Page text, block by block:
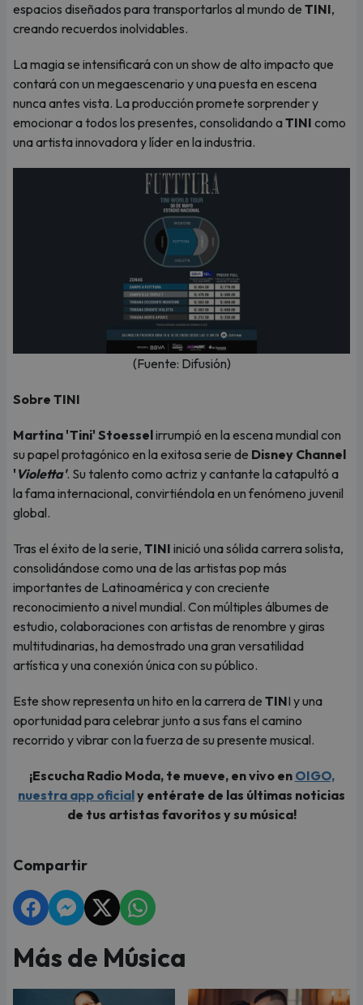
espacios diseñados para transportarlos al mundo de TINI,
creando recuerdos inolvidables.
La magia se intensificará con un show de alto impacto que
contará con un megaescenario y una puesta en escena
nunca antes vista. La producción promete sorprender y
emocionar a todos los presentes, consolidando aTINI como
una artista innovadora y líder en la industria.
(Fuente: Difusión)
Sobre TINI
Martina 'Tini' Stoesselirrumpió en la escena mundial con
su papel protagónico en la exitosa serie de Disney Channel
' Violetta'. Su talento como actriz y cantante la catapultó a
la fama internacional, convirtiéndola en un fenómeno juvenil
global.
Tras el éxito de la serie, TINI inició una sólida carrera solista,
consolidándose como una de las artistas pop más
importantes de Latinoamérica y con creciente
reconocimiento a nivel mundial. Con múltiples álbumes de
estudio, colaboraciones con artistas de renombre y giras
multitudinarias, ha demostrado una gran versatilidad
artística y una conexión única con su público.
Este show representa un hito en la carrera de TINI y una
oportunidad para celebrar junto a sus fans el camino
recorrido y vibrar con la fuerza de su presente musical.
¡Escucha Radio Moda, te mueve, en vivo en OIGO,
nuestra app oficialy entérate de las últimas noticias
de tus artistas favoritos y su música!
Compartir
Más de Música